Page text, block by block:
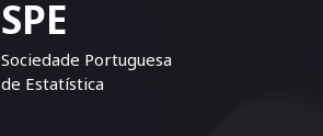
SPE
Sociedade Portuguesa
de Estatística